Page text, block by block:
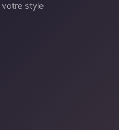
votre style